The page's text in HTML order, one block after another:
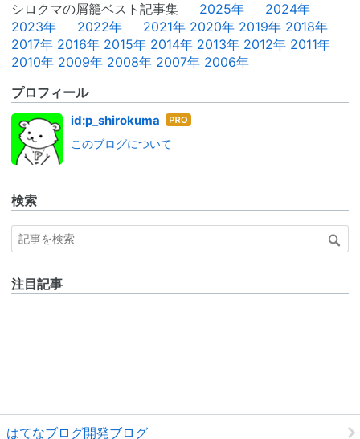
シロクマの屑籠ベスト記事集 2025年
2024年
2023年
2022年 2021年 2020年 2019年 2018年
2017年 2016年 2015年 2014年 2013年 2012年 2011年
2010年 2009年 2008年 2007年 2006年
プロフィール
id:p_shirokuma はて
ログ
このブログについて
検索
注目記事
はてなブログ開発ブログ